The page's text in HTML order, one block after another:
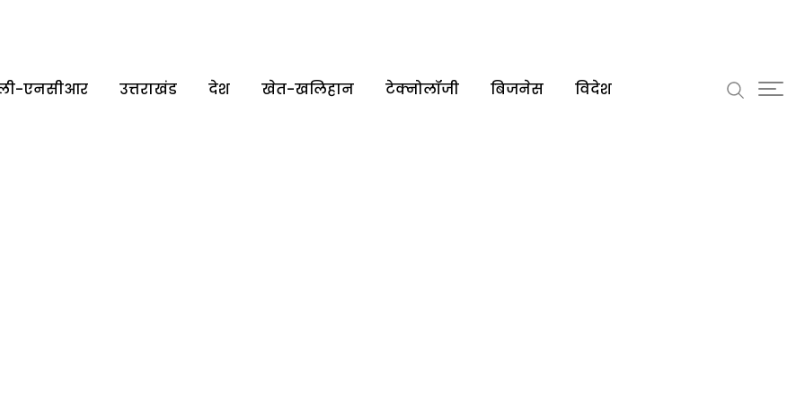
एनसीआर उत्तराखंड देश खेत-खलिहान टेक्नोलॉजी बिजनेस विदेश